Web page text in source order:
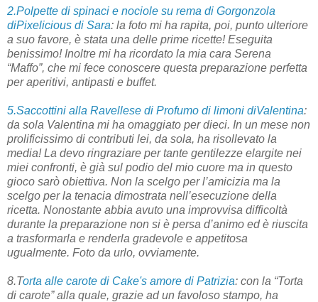
2.Polpette di spinaci e nociole su rema di Gorgonzola
diPixelicious di Sara: la foto mi ha rapita, poi, punto ulteriore
a suo favore, è stata una delle prime ricette! Eseguita
benissimo! Inoltre mi ha ricordato la mia cara Serena
“Maffo”, che mi fece conoscere questa preparazione perfetta
per aperitivi, antipasti e buffet.
5.Saccottini alla Ravellese di Profumo di limoni diValentina:
da sola Valentina mi ha omaggiato per dieci. In un mese non
prolificissimo di contributi lei, da sola, ha risollevato la
media! La devo ringraziare per tante gentilezze elargite nei
miei confronti, è già sul podio del mio cuore ma in questo
gioco sarò obiettiva. Non la scelgo per l’amicizia ma la
scelgo per la tenacia dimostrata nell’esecuzione della
ricetta. Nonostante abbia avuto una improvvisa difficoltà
durante la preparazione non si è persa d’animo ed è riuscita
a trasformarla e renderla gradevole e appetitosa
ugualmente. Foto da urlo, ovviamente.
8.Torta alle carote di Cake's amore di Patrizia: con la “Torta
di carote” alla quale, grazie ad un favoloso stampo, ha